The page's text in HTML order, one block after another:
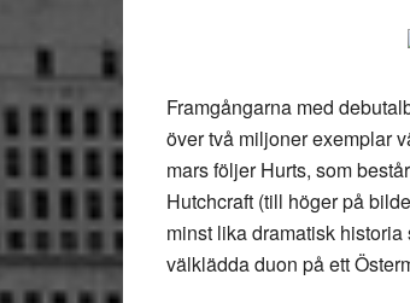
Framgångarna med
över två miljoner exemplar
mars följer Hurts, som
Hutchcraft (till höger på
minst lika dramatisk
välklädda duon på ett